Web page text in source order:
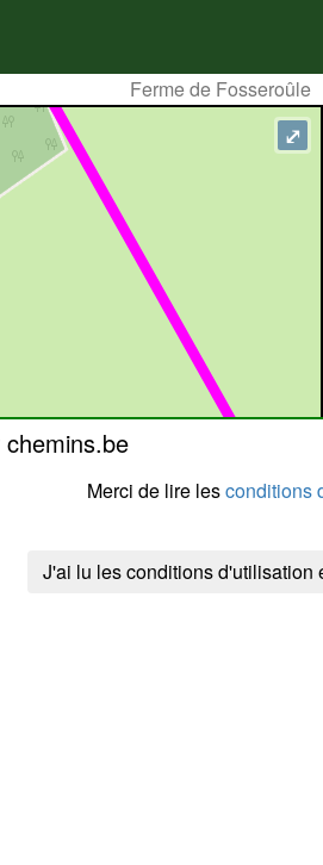
Ferme de Fosseroûle
Merci de lire lesconditions
J'ai lu les conditions d'utilisation
⤢